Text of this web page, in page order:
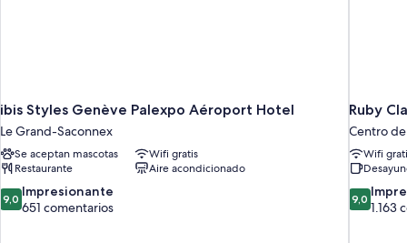
ibis Styles Genève Palexpo Aéroport Hotel
Le Grand-Saconnex
Se aceptan mascotas
Wifi gratis
Restaurante
Aire acondicionado
9.0
sobre
9,0 Impresionante
651 comentarios
Ruby
Centro
Wifi
9.0
sobre
9,0
1.163